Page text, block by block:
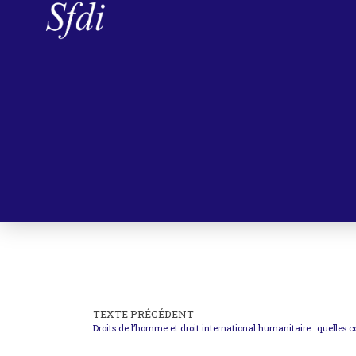
TEXTE PRÉCÉDENT